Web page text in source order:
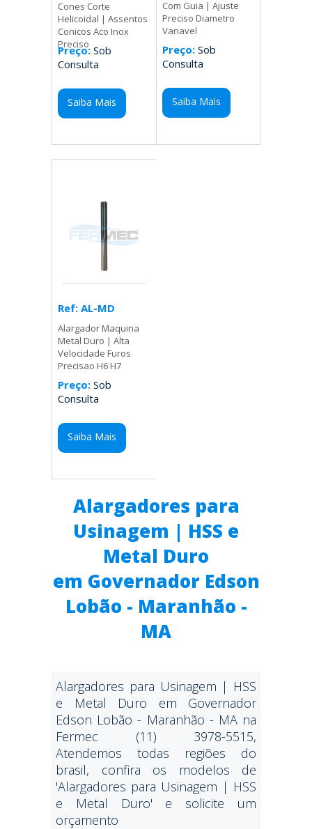
Cones Corte
Helicoidal | Assentos
Conicos Aco Inox
Preciso
Preço: Sob
Consulta
Saiba Mais
Com Guia | Ajuste
Preciso Diametro
Variavel
Preço:Sob
Consulta
Saiba Mais
Ref: AL-MD
Alargador Maquina
Metal Duro | Alta
Velocidade Furos
Precisao H6 H7
Preço: Sob
Consulta
Saiba Mais
Alargadores para
Usinagem | HSS e
Metal Duro
em Governador Edson
Lobão - Maranhão -
MA
Alargadores para Usinagem | HSS
e Metal Duro em Governador
Edson Lobão - Maranhão - MA na
Fermec (11) 3978-5515,
Atendemos todas regiões do
brasil, confira os modelos de
'Alargadores para Usinagem | HSS
e Metal Duro' e solicite um
orçamento